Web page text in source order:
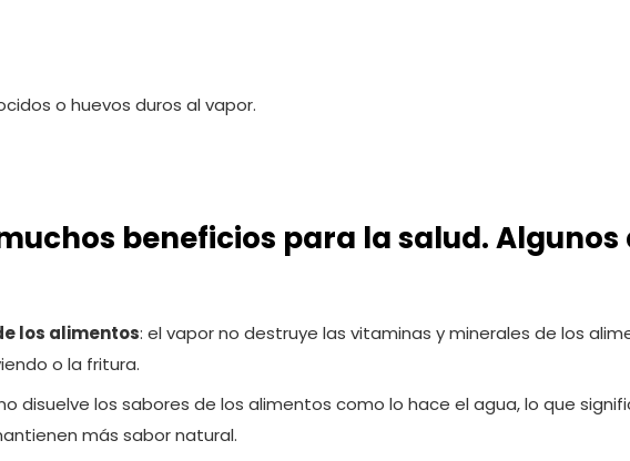
o huevos duros al vapor.
beneficios para la salud. Algunos
los alimentos: el vapor no destruye las vitaminas y minerales de los
o la fritura.
disuelve los sabores de los alimentos como lo hace el agua, lo que
más sabor natural.